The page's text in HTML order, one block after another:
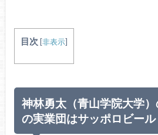
目次 [非表示]
神林勇太（青山学院大学
の実業団はサッポロビール